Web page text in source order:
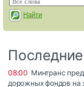
Найти